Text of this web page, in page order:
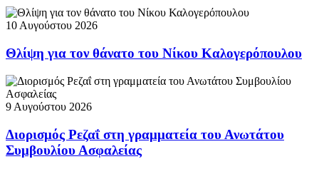
10 Αυγούστου 2026
Θλίψη για τον θάνατο του Νίκου Καλογερόπουλου
9 Αυγούστου 2026
Διορισμός Ρεζαΐ στη γραμματεία του Ανωτάτου
Συμβουλίου Ασφαλείας